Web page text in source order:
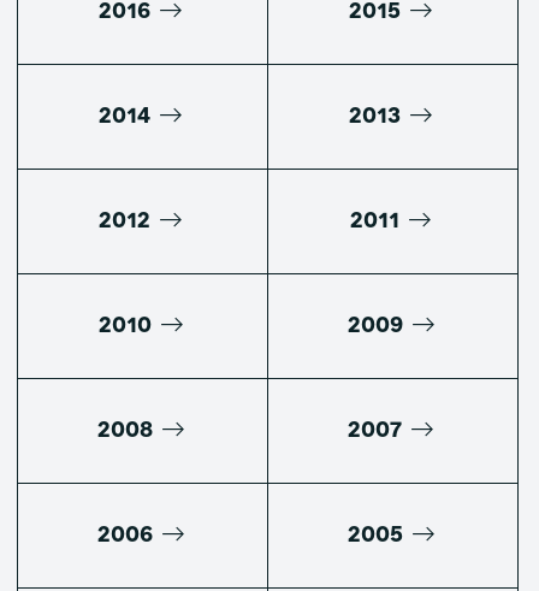
2016 2015
2014 2013
2012 2011
2010 2009
2008 2007
2006 2005